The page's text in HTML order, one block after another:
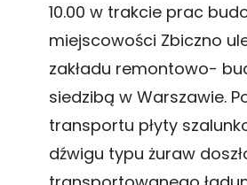
10.00 w trakcie prac
miejscowości Zbiczno
zakładu remontowo-
siedzibą w Warszawie.
transportu płyty
dźwigu typu żuraw